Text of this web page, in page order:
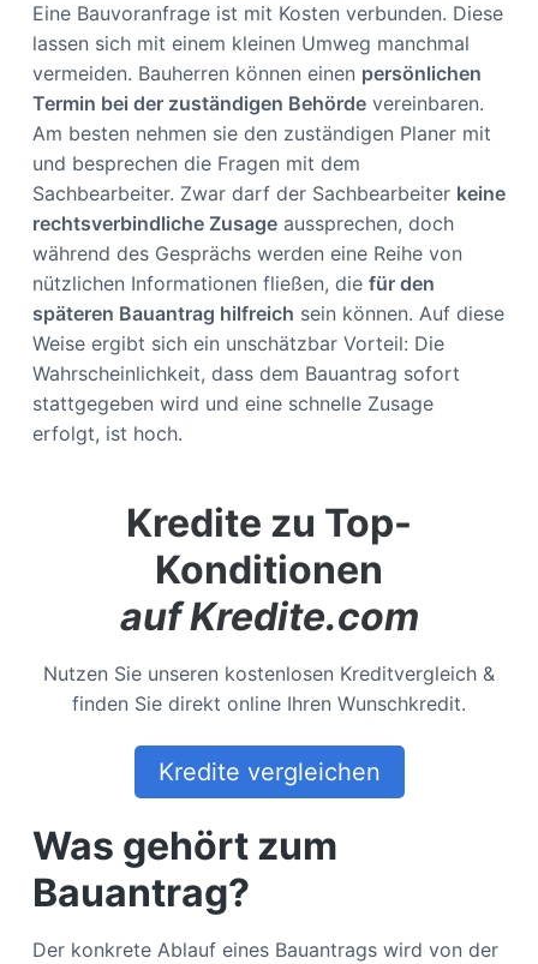
Eine Bauvoranfrage ist mit Kosten verbunden. Diese
lassen sich mit einem kleinen Umweg manchmal
vermeiden. Bauherren können einen persönlichen
Termin bei der zuständigen Behördevereinbaren.
Am besten nehmen sie den zuständigen Planer mit
und besprechen die Fragen mit dem
Sachbearbeiter. Zwar darf der Sachbearbeiter keine
rechtsverbindliche Zusageaussprechen, doch
während des Gesprächs werden eine Reihe von
nützlichen Informationen fließen, die für den
späteren Bauantrag hilfreich sein können. Auf diese
Weise ergibt sich ein unschätzbar Vorteil: Die
Wahrscheinlichkeit, dass dem Bauantrag sofort
stattgegeben wird und eine schnelle Zusage
erfolgt, ist hoch.
Kredite zu Top-
Konditionen
auf Kredite.com
Nutzen Sie unseren kostenlosen Kreditvergleich &
finden Sie direkt online Ihren Wunschkredit.
Kredite vergleichen
Was gehört zum
Bauantrag?
Der konkrete Ablauf eines Bauantrags wird von der